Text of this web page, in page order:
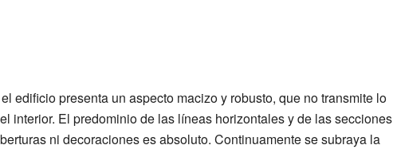
edificio presenta un aspecto macizo y robusto, que no transmite lo
interior. El predominio de las líneas horizontales y de las secciones
ni decoraciones es absoluto. Continuamente se subraya la